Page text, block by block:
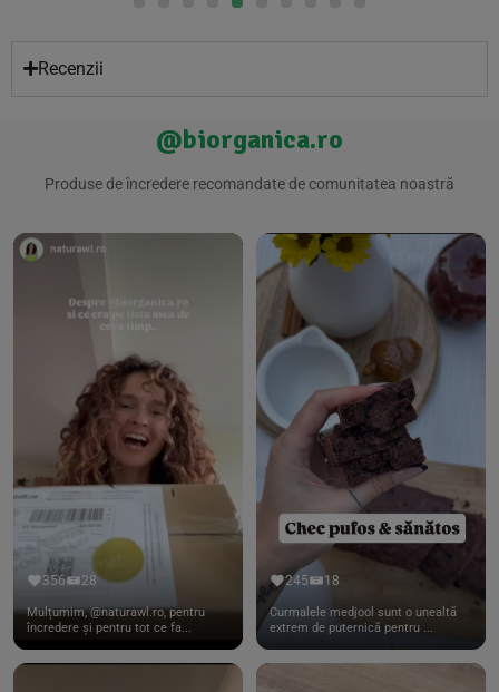
Recenzii
@biorganica.ro
Produse de încredere recomandate de comunitatea noastră
356 28
Mulțumim, @naturawl.ro, pentru
încredere și pentru tot ce fa...
245 18
Curmalele medjool sunt o unealtă
extrem de puternică pentru ...